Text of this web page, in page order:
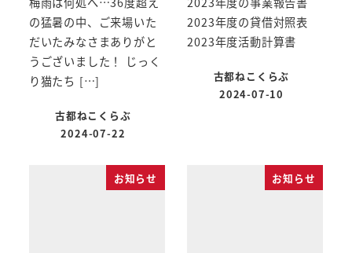
の猛暑の中、ご来場いた
だいたみなさまありがと
うございました！ じっく
り猫たち […]
古都ねこくらぶ
2024-07-22
2023年度の貸借対照表
2023年度活動計算書
古都ねこくらぶ
2024-07-10
お知らせ お知らせ